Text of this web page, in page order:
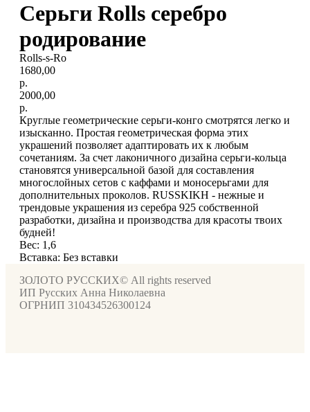
Серьги Rolls серебро
родирование
Rolls-s-Ro
1680,00
р.
2000,00
р.
Круглые геометрические серьги-конго смотрятся легко и
изысканно. Простая геометрическая форма этих
украшений позволяет адаптировать их к любым
сочетаниям. За счет лаконичного дизайна серьги-кольца
становятся универсальной базой для составления
многослойных сетов с каффами и моносерьгами для
дополнительных проколов. RUSSKIKH - нежные и
трендовые украшения из серебра 925 собственной
разработки, дизайна и производства для красоты твоих
будней!
Вес: 1,6
Вставка: Без вставки
ЗОЛОТО РУССКИХ© All rights reserved
ИП Русских Анна Николаевна
ОГРНИП 310434526300124